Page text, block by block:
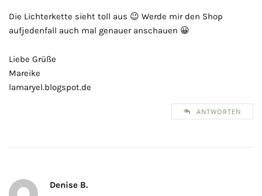
Die Lichterkette sieht toll aus 😉 Werde mir den Shop
aufjedenfall auch mal genauer anschauen 😀
Liebe Grüße
Mareike
lamaryel.blogspot.de
ANTWORTEN
Denise B.